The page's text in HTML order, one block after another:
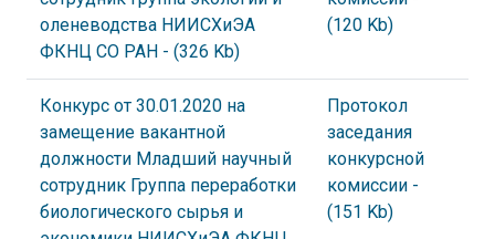
оленеводства НИИСХиЭА
ФКНЦ СО РАН - (326 Kb)
(120 Kb)
Конкурс от 30.01.2020 на
замещение вакантной
должности Младший научный
сотрудник Группа переработки
биологического сырья и
Протокол
заседания
конкурсной
комиссии -
(151 Kb)